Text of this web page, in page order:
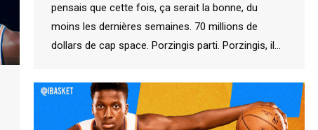
pensais que cette fois, ça serait la bonne, du
moins les dernières semaines. 70 millions de
dollars de cap space. Porzingis parti. Porzingis, il…